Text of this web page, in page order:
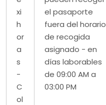
xi
h
or
a
s
-
C
ol
el pasaporte
fuera del horario
de recogida
asignado - en
días laborables
de 09:00 AM a
03:00 PM